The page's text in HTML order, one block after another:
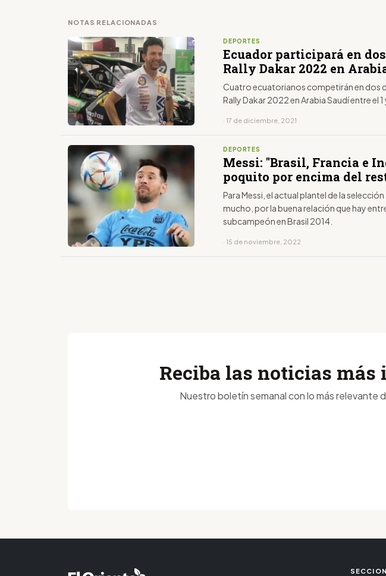
NOTAS RELACIONADAS
DEPORTES
Ecuador participará en
Rally Dakar 2022 en
Cuatro ecuatorianos competirán en dos
Rally Dakar 2022 en Arabia Saudí entre el 1
· 17 de diciembre, 2021
DEPORTES
Messi: "Brasil, Francia e
poquito por encima del
Para Messi, el actual plantel de la
mucho, por la buena relación que hay
subcampeón en Brasil 2014.
· 15 de noviembre, 2022
Reciba las noticias
Nuestro boletín semanal con lo más relevante